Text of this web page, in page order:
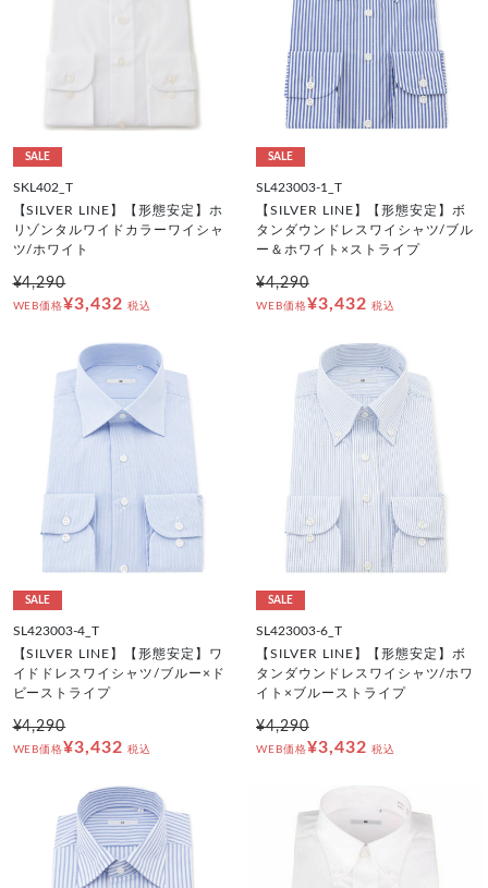
SALE
SKL402_T
【SILVER LINE】【形態安定】ホ
リゾンタルワイドカラーワイシャ
ツ/ホワイト
¥4,290
WEB価格¥3,432 税込
SALE
SL423003-1_T
【SILVER LINE】【形態安定】ボ
タンダウンドレスワイシャツ/ブル
ー＆ホワイト×ストライプ
¥4,290
WEB価格¥3,432 税込
SALE
SL423003-4_T
【SILVER LINE】【形態安定】ワ
イドドレスワイシャツ/ブルー×ド
ビーストライプ
¥4,290
WEB価格¥3,432 税込
SALE
SL423003-6_T
【SILVER LINE】【形態安定】ボ
タンダウンドレスワイシャツ/ホワ
イト×ブルーストライプ
¥4,290
WEB価格¥3,432 税込